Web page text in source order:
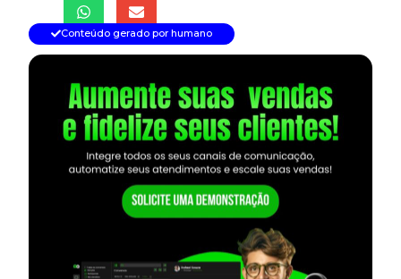
Conteúdo gerado por humano